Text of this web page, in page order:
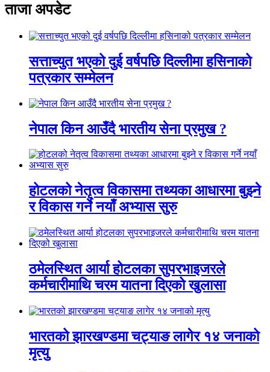
ताजा अपडेट
सत्ताच्युत भएको दुई वर्षपछि दिल्लीमा हसिनाको
पत्रकार सम्मेलन
नेपाल किन आउँदै भारतीय सेना प्रमुख ?
होटलको नेतृत्व विकासमा तथ्यका आधारमा बुझ्ने
र विकास गर्ने नयाँ अभ्यास सुरु
ठमेलस्थित आर्या होटलका सुपरभाइजरले
कर्मचारीमाथि चरम यातना दिएको खुलासा
भारतको झारखण्डमा चट्याङ लागेर १४ जनाको
मृत्यु